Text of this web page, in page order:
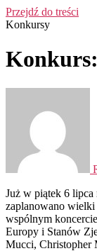
Przejdź do treści
Konkursy
Już w piątek 6 lipca
zaplanowano wielki
wspólnym
Europy i Stanów
Mucci, Christopher